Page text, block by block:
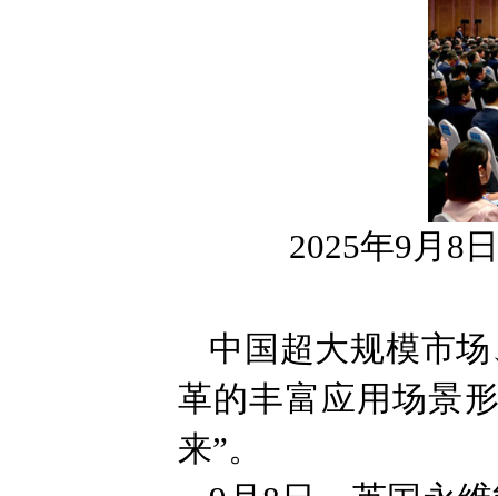
2025年9月8日
中国超大规模市
革的丰富应用场景
来”。